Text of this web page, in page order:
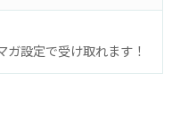
設定で受け取れます！